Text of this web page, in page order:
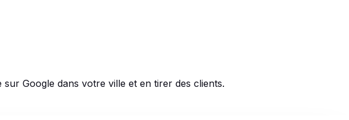
Google dans votre ville et en tirer des clients.